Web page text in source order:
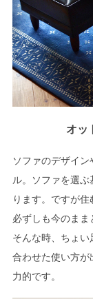
オッ
ソファのデザイ
ル。ソファを選
ります。ですが住
必ずしも今のまま
そんな時、ちょ
合わせた使い方が
力的です。